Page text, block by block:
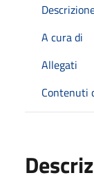
A cura di
Allegati
Contenuti